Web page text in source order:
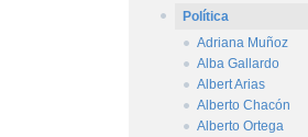
Política
Adriana Muñoz
Alba Gallardo
Albert Arias
Alberto Chacón
Alberto Ortega